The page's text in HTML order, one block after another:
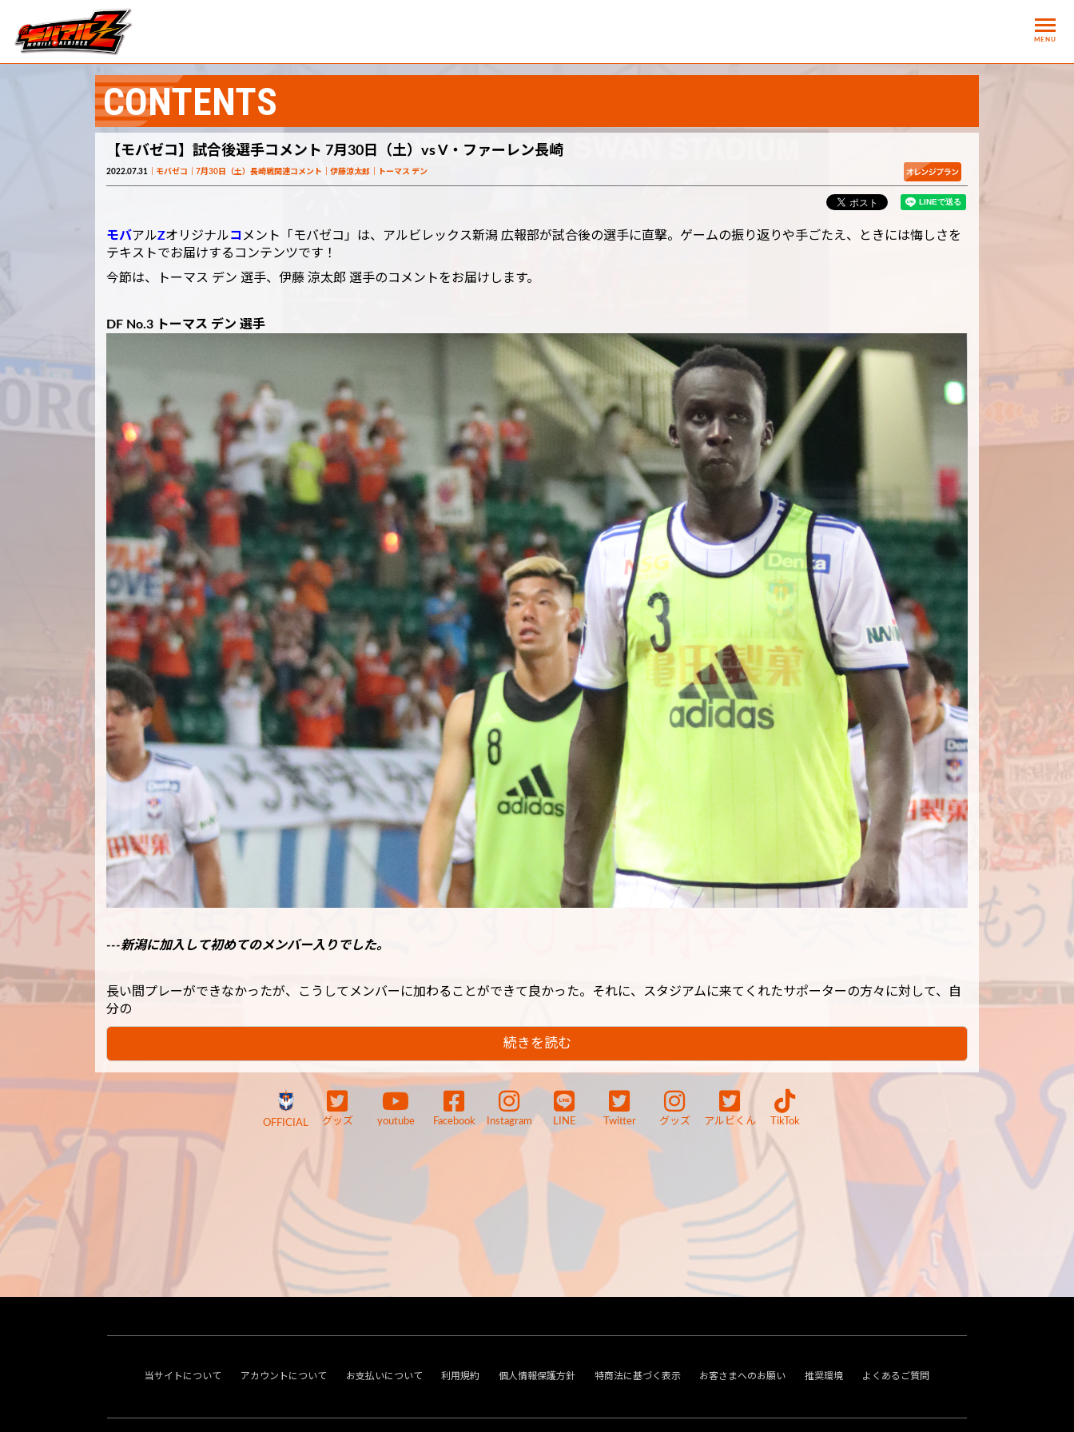
MENU
CONTENTS
【モバゼコ】試合後選手コメント 7月30日（土）vs V・ファーレン長崎
2022.07.31 モバゼコ 7月30日（土）長崎戦関連コメント 伊藤涼太郎 トーマス デン
モバアルZオリジナルコ メント「モバゼコ」は、アルビレックス新潟 広報部が試合後の選手に直撃。ゲームの振り返りや手ごたえ、ときには悔しさを
テキストでお届けするコンテンツです！
今節は、トーマス デン 選手、伊藤 涼太郎 選手のコメントをお届けします。
DF No.3 トーマス デン 選手
---新潟に加入して初めてのメンバー入りでした。
長い間プレーができなかったが、こうしてメンバーに加わることができて良かった。それに、スタジアムに来てくれたサポーターの方々に対して、自
分の
続きを読む
OFFICIAL グッズ youtube Facebook Instagram LINE Twitter グッズ アルビくん TikTok
当サイトについて アカウントについて お支払いについて 利用規約 個人情報保護方針 特商法に基づく表示 お客さまへのお願い 推奨環境 よくあるご質問